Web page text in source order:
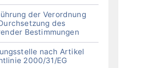
der Verordnung
des
Bestimmungen
nach Artikel
2000/31/EG